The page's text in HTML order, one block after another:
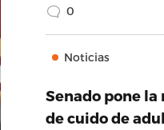
0
Noticias
Senado pone
de cuido de